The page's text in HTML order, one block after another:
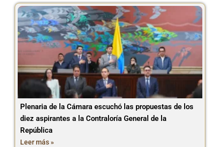
Plenaria de la Cámara escuchó las propuestas de los
diez aspirantes a la Contraloría General de la
República
Leer más »